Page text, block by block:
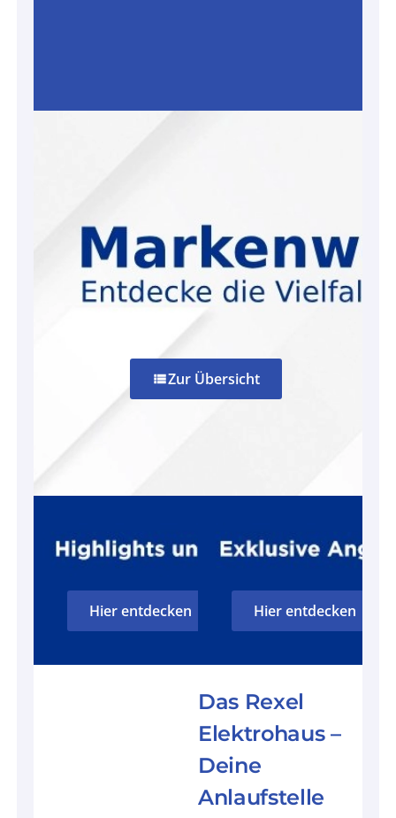
view_listZur Übersicht
Hier entdecken Hier entdecken
Das Rexel
Elektrohaus –
Deine
Anlaufstelle